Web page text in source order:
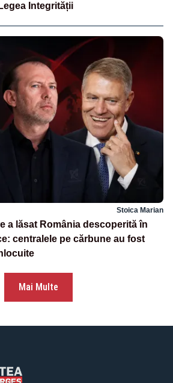
Integrității
Stoica Marian
a lăsat România descoperită în
centralele pe cărbune au fost
Mai Multe